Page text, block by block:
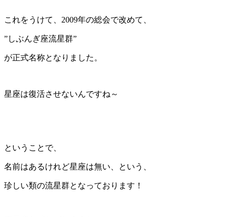
これをうけて、2009年の総会で改めて、
”しぶんぎ座流星群”
が正式名称となりました。
星座は復活させないんですね～
ということで、
名前はあるけれど星座は無い、という、
珍しい類の流星群となっております！